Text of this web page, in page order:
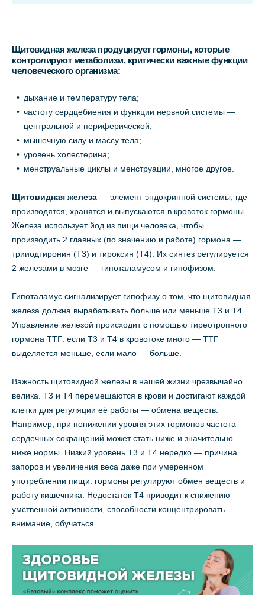
Щитовидная железа продуцирует гормоны, которые
контролируют метаболизм, критически важные функции
человеческого организма:
дыхание и температуру тела;
частоту сердцебиения и функции нервной системы —
центральной и периферической;
мышечную силу и массу тела;
уровень холестерина;
менструальные циклы и менструации, многое другое.
Щитовидная железа — элемент эндокринной системы, где
производятся, хранятся и выпускаются в кровоток гормоны.
Железа использует йод из пищи человека, чтобы
производить 2 главных (по значению и работе) гормона —
трииодтиронин (Т3) и тироксин (Т4). Их синтез регулируется
2 железами в мозге — гипоталамусом и гипофизом.
Гипоталамус сигнализирует гипофизу о том, что щитовидная
железа должна вырабатывать больше или меньше Т3 и Т4.
Управление железой происходит с помощью тиреотропного
гормона ТТГ: если Т3 и Т4 в кровотоке много — ТТГ
выделяется меньше, если мало — больше.
Важность щитовидной железы в нашей жизни чрезвычайно
велика. Т3 и Т4 перемещаются в крови и достигают каждой
клетки для регуляции её работы — обмена веществ.
Например, при понижении уровня этих гормонов частота
сердечных сокращений может стать ниже и значительно
ниже нормы. Низкий уровень Т3 и Т4 нередко — причина
запоров и увеличения веса даже при умеренном
употреблении пищи: гормоны регулируют обмен веществ и
работу кишечника. Недостаток Т4 приводит к снижению
умственной активности, способности концентрировать
внимание, обучаться.